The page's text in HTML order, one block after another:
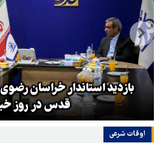
بازدید استاندار خراسان
قدس در روز
اوقات شرعی